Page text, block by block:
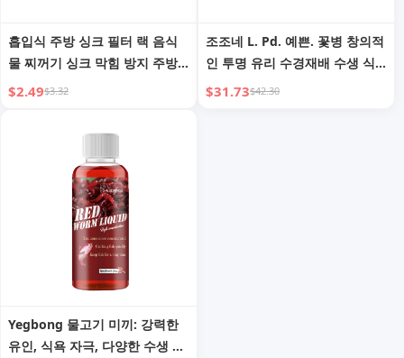
흡입식 주방 싱크 필터 랙 음식
물 찌꺼기 싱크 막힘 방지 주방
쓰레기 접이식 배수망 랙
$2.49$3.32
조조네 L. Pd. 예쁜. 꽃병 창의적
인 투명 유리 수경재배 수생 식
물 배열 미니 | Qianer
$31.73$42.30
Yegbong 물고기 미끼: 강력한
유인, 식욕 자극, 다양한 수생 생